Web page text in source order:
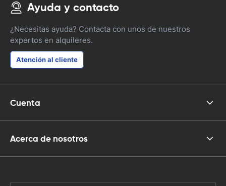
Ayuda y contacto
¿Necesitas ayuda? Contacta con unos de nuestros
expertos en alquileres.
Atención al cliente
Cuenta
Acerca de nosotros